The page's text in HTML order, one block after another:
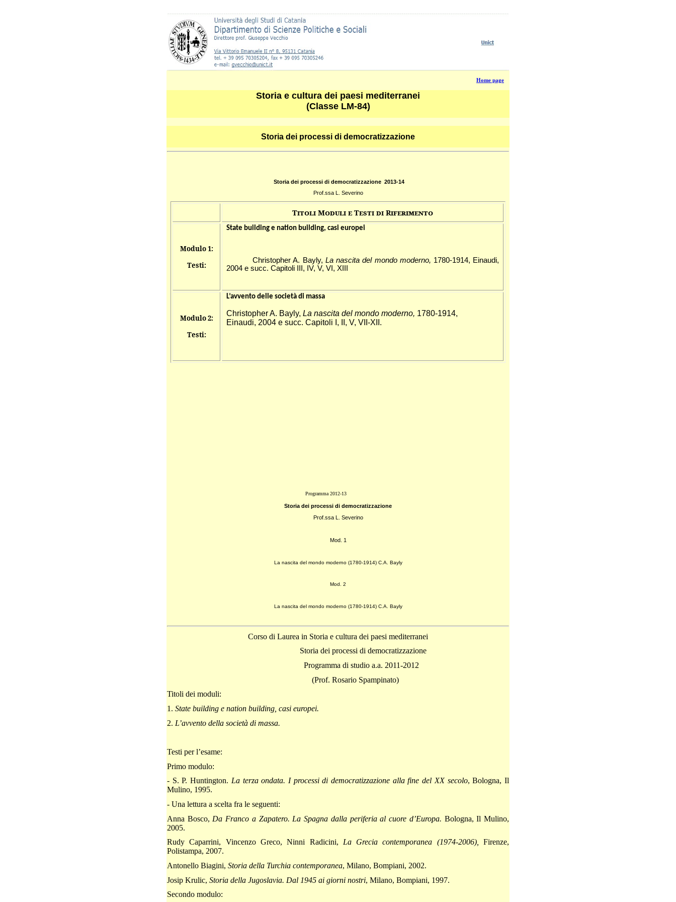
Home page
Storia e cultura dei paesi mediterranei
(Classe LM-84)
Storia dei processi di democratizzazione
Storia dei processi di democratizzazione 2013-14
Prof.ssa L. Severino
Titoli Moduli e Testi di Riferimento
Modulo 1:
Testi:
State building e nation building, casi europei
Christopher A. Bayly, La nascita del mondo moderno, 1780-1914, Einaudi,
2004 e succ. Capitoli III, IV, V, VI, XIII
Modulo 2:
Testi:
L’avvento delle società di massa
Christopher A. Bayly, La nascita del mondo moderno, 1780-1914,
Einaudi, 2004 e succ. Capitoli I, II, V, VII-XII.
Programma 2012-13
Storia dei processi di democratizzazione
Prof.ssa L. Severino
Mod. 1
La nascita del mondo moderno (1780-1914) C.A. Bayly
Mod. 2
La nascita del mondo moderno (1780-1914) C.A. Bayly
Corso di Laurea in Storia e cultura dei paesi mediterranei
Storia dei processi di democratizzazione
Programma di studio a.a. 2011-2012
(Prof. Rosario Spampinato)
Titoli dei moduli:
1. State building e nation building, casi europei.
2. L’avvento della società di massa.
Testi per l’esame:
Primo modulo:
- S. P. Huntington. La terza ondata. I processi di democratizzazione alla fine del XX secolo, Bologna, Il
Mulino, 1995.
- Una lettura a scelta fra le seguenti:
Anna Bosco, Da Franco a Zapatero. La Spagna dalla periferia al cuore d’Europa. Bologna, Il Mulino,
2005.
Rudy Caparrini, Vincenzo Greco, Ninni Radicini, La Grecia contemporanea (1974-2006),Firenze,
Polistampa, 2007.
Antonello Biagini, Storia della Turchia contemporanea, Milano, Bompiani, 2002.
Josip Krulic, Storia della Jugoslavia. Dal 1945 ai giorni nostri, Milano, Bompiani, 1997.
Secondo modulo: